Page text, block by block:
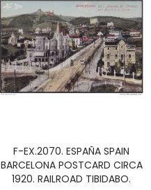
AÑADIR AL CARRITO
F-EX.2070. ESPAÑA SPAIN
BARCELONA POSTCARD CIRCA
1920. RAILROAD TIBIDABO.